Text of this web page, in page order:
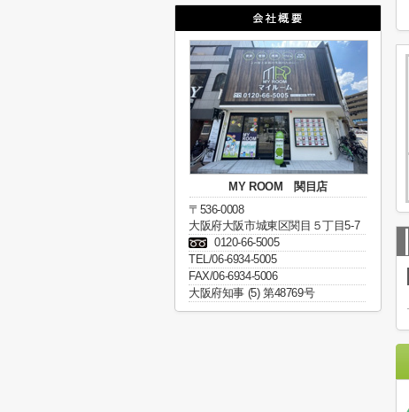
MY ROOM 関目店
〒536-0008
大阪府大阪市城東区関目５丁目5-7
0120-66-5005
TEL/06-6934-5005
FAX/06-6934-5006
大阪府知事 (5) 第48769号